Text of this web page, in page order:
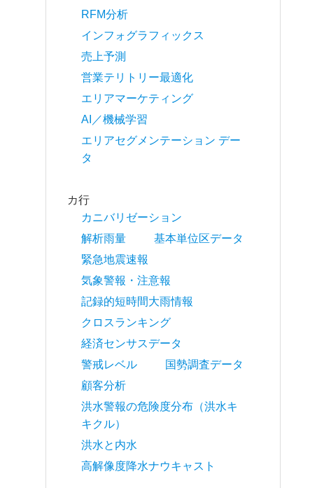
RFM分析
インフォグラフィックス
売上予測
営業テリトリー最適化
エリアマーケティング
AI／機械学習
エリアセグメンテーション デー
タ
カ行
カニバリゼーション
解析雨量
基本単位区データ
緊急地震速報
気象警報・注意報
記録的短時間大雨情報
クロスランキング
経済センサスデータ
警戒レベル
国勢調査データ
顧客分析
洪水警報の危険度分布（洪水キ
キクル）
洪水と内水
高解像度降水ナウキャスト